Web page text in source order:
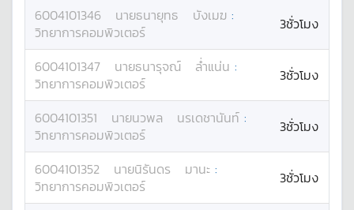
6004101346 นายธนายุทธ บังเมฆ :
วิทยาการคอมพิวเตอร์
3ชั่วโมง
6004101347 นายธนารุจณ์ ล่ำแน่น :
วิทยาการคอมพิวเตอร์
3ชั่วโมง
6004101351 นายนวพล นรเดชานันท์ :
วิทยาการคอมพิวเตอร์
3ชั่วโมง
6004101352 นายนิรันดร มานะ :
วิทยาการคอมพิวเตอร์
3ชั่วโมง